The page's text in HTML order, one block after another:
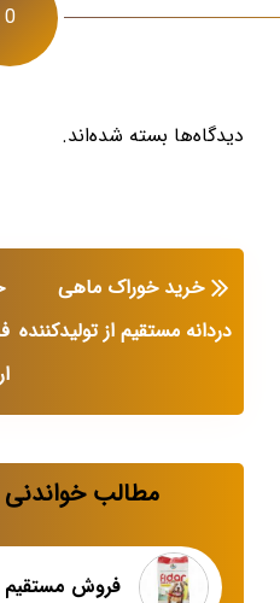
0
دیدگاه‌ها بسته شده‌اند.
خرید خوراک ماهی
دردانه مستقیم از تولیدکننده
مطالب خواندنی
فروش مستقیم